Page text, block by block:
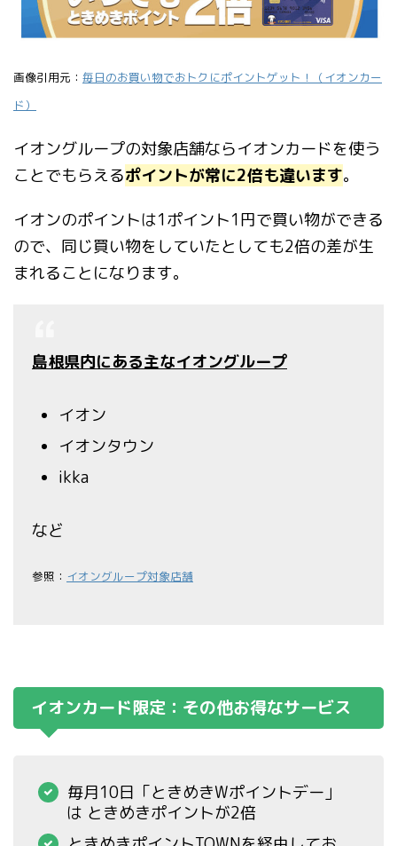
画像引用元： 毎日のお買い物でおトクにポイントゲット！（イオンカー
ド）
イオングループの対象店舗ならイオンカードを使う
ことでもらえるポイントが常に2倍も違います。
イオンのポイントは1ポイント1円で買い物ができる
ので、同じ買い物をしていたとしても2倍の差が生
まれることになります。
島根県内にある主なイオングループ
イオン
イオンタウン
ikka
など
参照： イオングループ対象店舗
イオンカード限定：その他お得なサービス
毎月10日「ときめきWポイントデー」
は ときめきポイントが2倍